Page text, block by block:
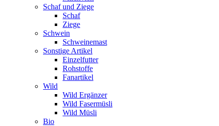
Schaf und Ziege
Schaf
Ziege
Schwein
Schweinemast
Sonstige Artikel
Einzelfutter
Rohstoffe
Fanartikel
Wild
Wild Ergänzer
Wild Fasermüsli
Wild Müsli
Bio